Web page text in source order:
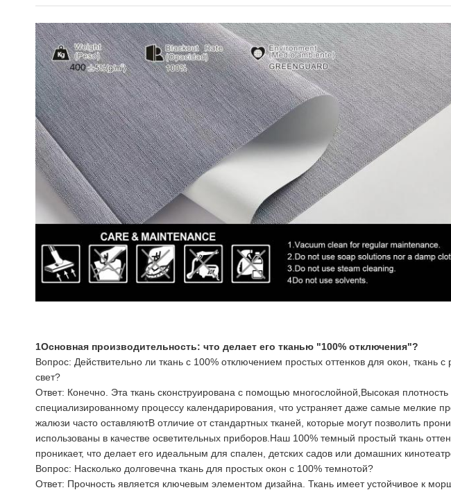
1Основная производительность: что делает его тканью "100% отключения"?
Вопрос: Действительно ли ткань с 100% отключением простых оттенков для окон, ткань
свет?
Ответ: Конечно. Эта ткань сконструирована с помощью многослойной,Высокая
специализированному процессу календарирования, что устраняет даже самые мелкие
жалюзи часто оставляютВ отличие от стандартных тканей, которые могут позволить
использованы в качестве осветительных приборов.Наш 100% темный простый ткань
проникает, что делает его идеальным для спален, детских садов или домашних
Вопрос: Насколько долговечна ткань для простых окон с 100% темнотой?
Ответ: Прочность является ключевым элементом дизайна. Ткань имеет устойчивое к